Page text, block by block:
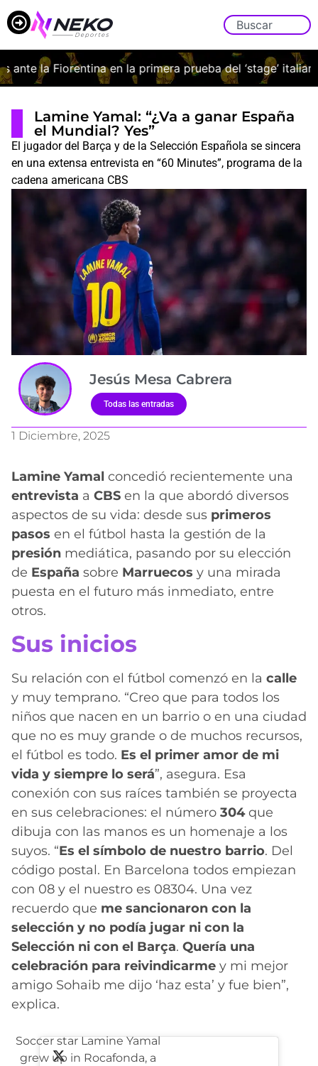
Fiorentina en la primera prueba del ‘stage’ italiano
Lamine Yamal: “¿Va a ganar España
el Mundial? Yes”
El jugador del Barça y de la Selección Española se sincera
en una extensa entrevista en “60 Minutes”, programa de la
cadena americana CBS
Jesús Mesa Cabrera
Todas las entradas
1 Diciembre, 2025
Lamine Yamal concedió recientemente una
entrevista a CBS en la que abordó diversos
aspectos de su vida: desde sus primeros
pasos en el fútbol hasta la gestión de la
presión mediática, pasando por su elección
de España sobre Marruecos y una mirada
puesta en el futuro más inmediato, entre
otros.
Sus inicios
Su relación con el fútbol comenzó en la calle
y muy temprano. “Creo que para todos los
niños que nacen en un barrio o en una ciudad
que no es muy grande o de muchos recursos,
el fútbol es todo. Es el primer amor de mi
vida y siempre lo será”, asegura. Esa
conexión con sus raíces también se proyecta
en sus celebraciones: el número 304que
dibuja con las manos es un homenaje a los
suyos. “Es el símbolo de nuestro barrio. Del
código postal. En Barcelona todos empiezan
con 08 y el nuestro es 08304. Una vez
recuerdo que me sancionaron con la
selección y no podía jugar ni con la
Selección ni con el Barça. Quería una
celebración para reivindicarme y mi mejor
amigo Sohaib me dijo ‘haz esta’ y fue bien”,
explica.
Soccer star Lamine Yamal
grew up in Rocafonda, a